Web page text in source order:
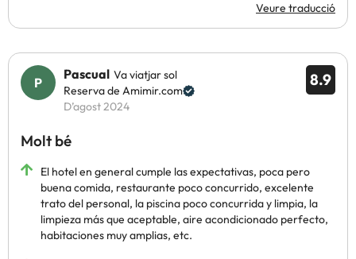
Veure traducció
8.9
Pascual Va viatjar sol
Reserva de Amimir.com
D’agost 2024
Molt bé
El hotel en general cumple las expectativas, poca pero
buena comida, restaurante poco concurrido, excelente
trato del personal, la piscina poco concurrida y limpia, la
limpieza más que aceptable, aire acondicionado perfecto,
habitaciones muy amplias, etc.